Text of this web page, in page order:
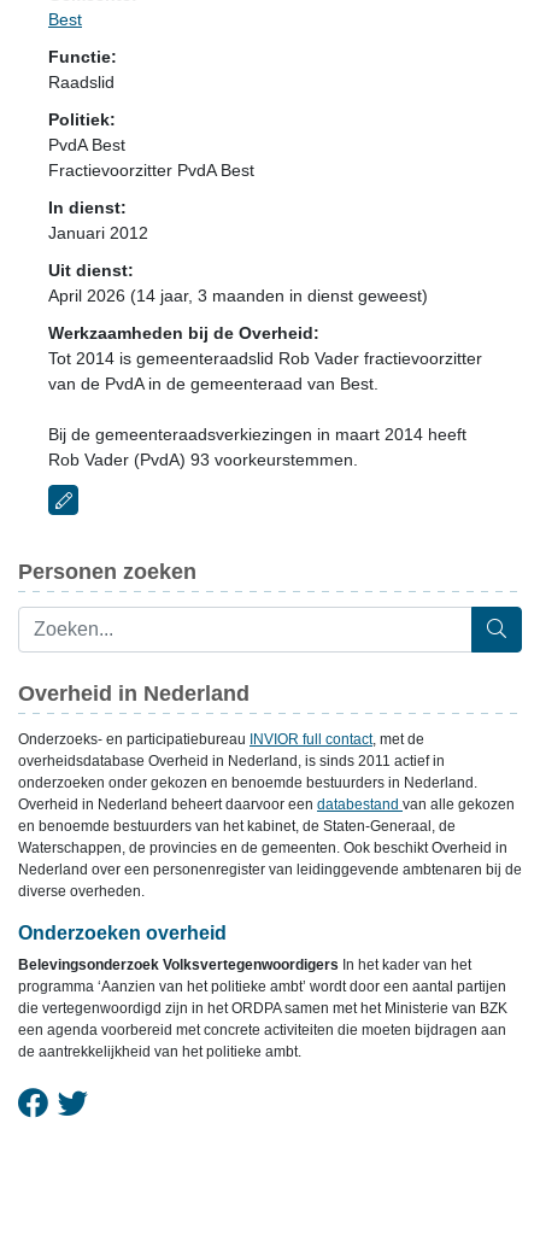
Best
Functie:
Raadslid
Politiek:
PvdA Best
Fractievoorzitter PvdA Best
In dienst:
Januari 2012
Uit dienst:
April 2026 (14 jaar, 3 maanden in dienst geweest)
Werkzaamheden bij de Overheid:
Tot 2014 is gemeenteraadslid Rob Vader fractievoorzitter
van de PvdA in de gemeenteraad van Best.
Bij de gemeenteraadsverkiezingen in maart 2014 heeft
Rob Vader (PvdA) 93 voorkeurstemmen.
Personen zoeken
Overheid in Nederland
Onderzoeks- en participatiebureau INVIOR full contact, met de
overheidsdatabase Overheid in Nederland, is sinds 2011 actief in
onderzoeken onder gekozen en benoemde bestuurders in Nederland.
Overheid in Nederland beheert daarvoor een databestand van alle gekozen
en benoemde bestuurders van het kabinet, de Staten-Generaal, de
Waterschappen, de provincies en de gemeenten. Ook beschikt Overheid in
Nederland over een personenregister van leidinggevende ambtenaren bij de
diverse overheden.
Onderzoeken overheid
Belevingsonderzoek Volksvertegenwoordigers In het kader van het
programma ‘Aanzien van het politieke ambt’ wordt door een aantal partijen
die vertegenwoordigd zijn in het ORDPA samen met het Ministerie van BZK
een agenda voorbereid met concrete activiteiten die moeten bijdragen aan
de aantrekkelijkheid van het politieke ambt.